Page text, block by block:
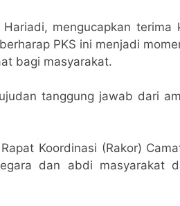
mengucapkan terima
PKS ini menjadi
bagi masyarakat.
tanggung jawab dari
Koordinasi (Rakor)
dan abdi masyarakat